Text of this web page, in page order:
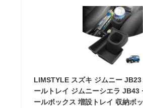
LIMSTYLE スズキ ジムニー JB23
ールトレイ ジムニーシエラ JB43
ールボックス 増設トレイ 収納ボ